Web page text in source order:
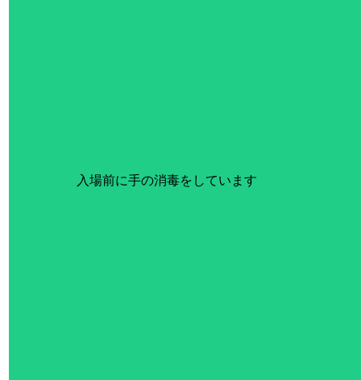
入場前に手の消毒をしています